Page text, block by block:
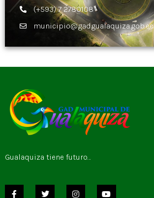
(+593) 7 2780108
municipio@gadgualaquiza.gob.ec
Gualaquiza tiene futuro…